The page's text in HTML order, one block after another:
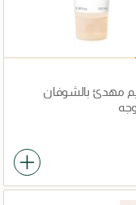
مهدئ بالشوفان